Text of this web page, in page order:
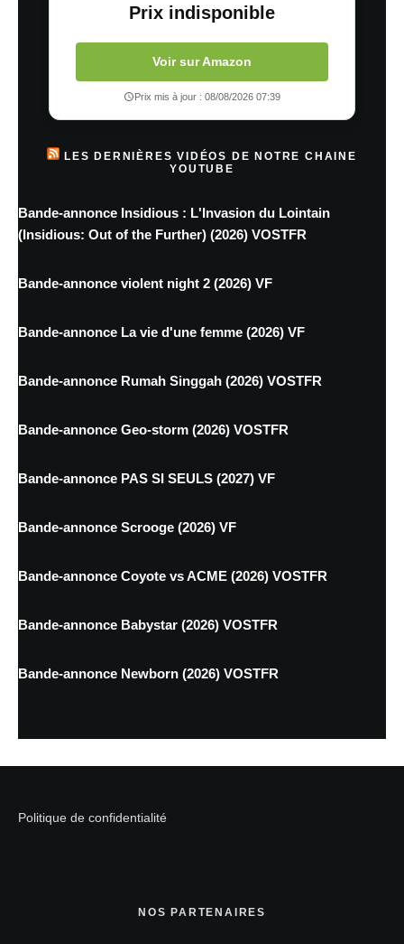
Prix indisponible
Voir sur Amazon
Prix mis à jour : 08/08/2026 07:39
LES DERNIÈRES VIDÉOS DE NOTRE CHAINE
YOUTUBE
Bande-annonce Insidious : L'Invasion du Lointain
(Insidious: Out of the Further) (2026) VOSTFR
Bande-annonce violent night 2 (2026) VF
Bande-annonce La vie d'une femme (2026) VF
Bande-annonce Rumah Singgah (2026) VOSTFR
Bande-annonce Geo-storm (2026) VOSTFR
Bande-annonce PAS SI SEULS (2027) VF
Bande-annonce Scrooge (2026) VF
Bande-annonce Coyote vs ACME (2026) VOSTFR
Bande-annonce Babystar (2026) VOSTFR
Bande-annonce Newborn (2026) VOSTFR
Politique de confidentialité
NOS PARTENAIRES